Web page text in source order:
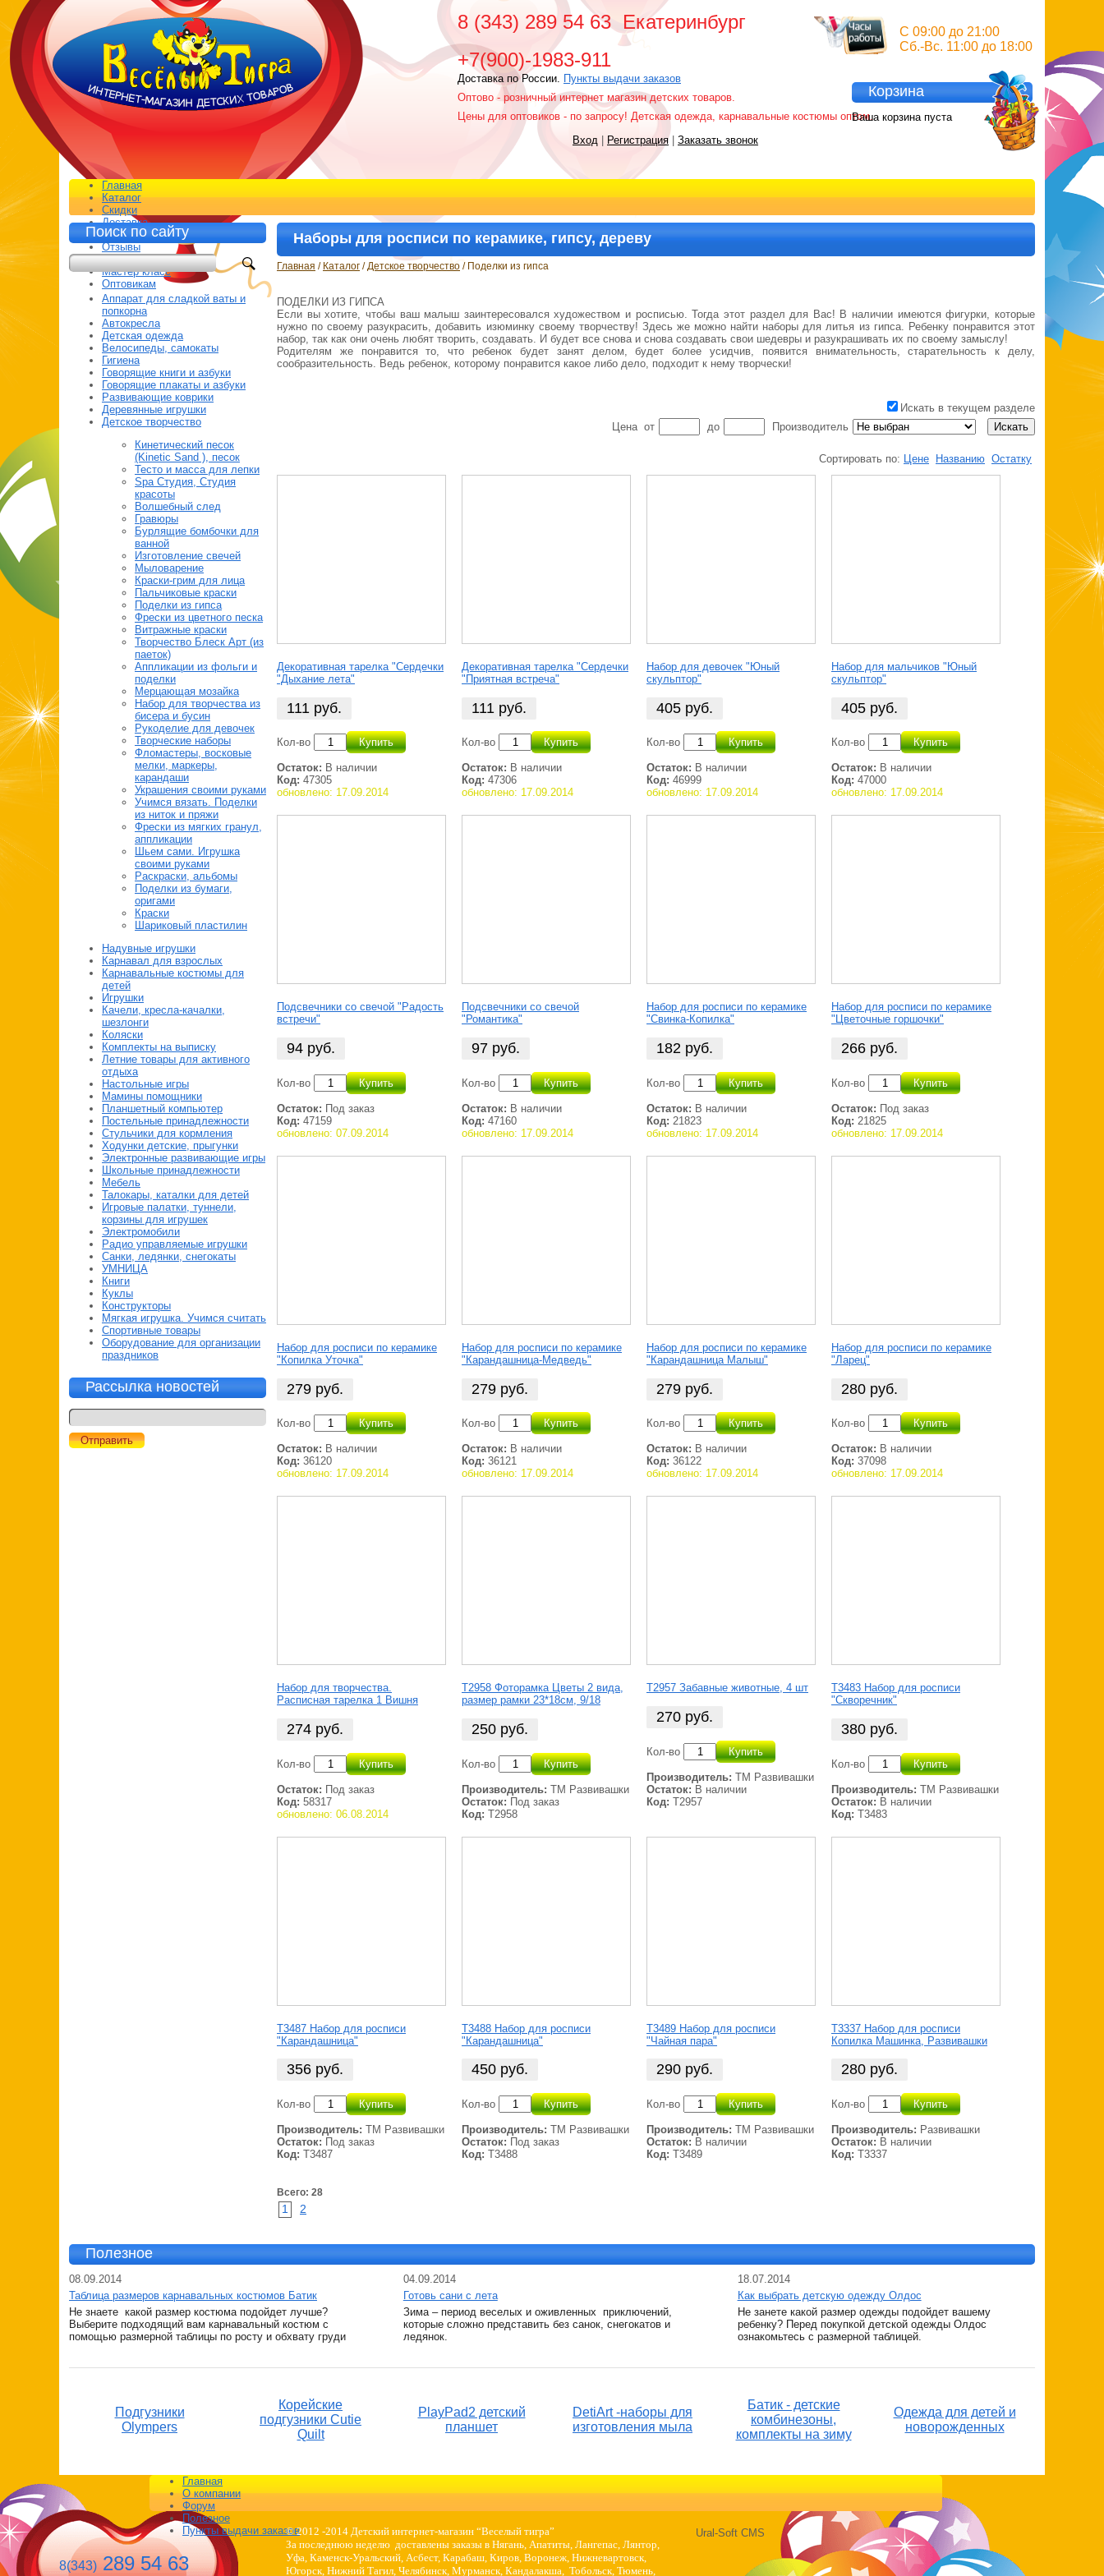
8 (343) 289 54 63 Екатеринбург
+7(900)-1983-911
Доставка по России. Пункты выдачи заказов
Оптово - розничный интернет магазин детских товаров.
Цены для оптовиков - по запросу! Детская одежда, карнавальные костюмы оптом.
Вход
Регистрация| Заказать звонок
C 09:00 до 21:00
Сб.-Вс. 11:00 до 18:00
Корзина
Ваша корзина пуста
Главная
Каталог
Скидки
Доставка
Контакты
Отзывы
Распродажа*
Мастер класс
Оптовикам
Наборы для росписи по керамике, гипсу, дереву
Главная / Каталог /Детское творчество / Поделки из гипса
ПОДЕЛКИ ИЗ ГИПСА
Если вы хотите, чтобы ваш малыш заинтересовался художеством и росписью. Тогда этот раздел для Вас! В наличии имеются фигурки, которые
нужно по своему разукрасить, добавить изюминку своему творчеству! Здесь же можно найти наборы для литья из гипса. Ребенку понравится этот
набор, так как они очень любят творить, создавать. И будет все снова и снова создавать свои шедевры и разукрашивать их по своему замыслу!
Родителям же понравится то, что ребенок будет занят делом, будет более усидчив, появится внимательность, старательность к делу,
сообразительность. Ведь ребенок, которому понравится какое либо дело, подходит к нему творчески!
Искать в текущем разделе
Цена от до Производитель
Сортировать по: Цене Названию Остатку
Декоративная тарелка "Сердечки
"Дыхание лета"
111 руб.
Кол-во Купить
Остаток: В наличии
Код: 47305
обновлено: 17.09.2014
Декоративная тарелка "Сердечки
"Приятная встреча"
111 руб.
Кол-во Купить
Остаток: В наличии
Код: 47306
обновлено: 17.09.2014
Набор для девочек "Юный
скульптор"
405 руб.
Кол-во Купить
Остаток: В наличии
Код: 46999
обновлено: 17.09.2014
Набор для мальчиков "Юный
скульптор"
405 руб.
Кол-во Купить
Остаток: В наличии
Код: 47000
обновлено: 17.09.2014
Подсвечники со свечой "Радость
встречи"
94 руб.
Кол-во Купить
Остаток: Под заказ
Код: 47159
обновлено: 07.09.2014
Подсвечники со свечой
"Романтика"
97 руб.
Кол-во Купить
Остаток: В наличии
Код: 47160
обновлено: 17.09.2014
Набор для росписи по керамике
"Свинка-Копилка"
182 руб.
Кол-во Купить
Остаток: В наличии
Код: 21823
обновлено: 17.09.2014
Набор для росписи по керамике
"Цветочные горшочки"
266 руб.
Кол-во Купить
Остаток: Под заказ
Код: 21825
обновлено: 17.09.2014
Набор для росписи по керамике
"Копилка Уточка"
279 руб.
Кол-во Купить
Остаток: В наличии
Код: 36120
обновлено: 17.09.2014
Набор для росписи по керамике
"Карандашница-Медведь"
279 руб.
Кол-во Купить
Остаток: В наличии
Код: 36121
обновлено: 17.09.2014
Набор для росписи по керамике
"Карандашница Малыш"
279 руб.
Кол-во Купить
Остаток: В наличии
Код: 36122
обновлено: 17.09.2014
Набор для росписи по керамике
"Ларец"
280 руб.
Кол-во Купить
Остаток: В наличии
Код: 37098
обновлено: 17.09.2014
Набор для творчества.
Расписная тарелка 1 Вишня
274 руб.
Кол-во Купить
Остаток: Под заказ
Код: 58317
обновлено: 06.08.2014
Т2958 Фоторамка Цветы 2 вида,
размер рамки 23*18см, 9/18
250 руб.
Кол-во Купить
Производитель: ТМ Развивашки
Остаток: Под заказ
Код: Т2958
Т2957 Забавные животные, 4 шт
270 руб.
Кол-во Купить
Производитель: ТМ Развивашки
Остаток: В наличии
Код: Т2957
Т3483 Набор для росписи
"Скворечник"
380 руб.
Кол-во Купить
Производитель: ТМ Развивашки
Остаток: В наличии
Код: Т3483
Т3487 Набор для росписи
"Карандашница"
356 руб.
Кол-во Купить
Производитель: ТМ Развивашки
Остаток: Под заказ
Код: Т3487
Т3488 Набор для росписи
"Карандашница"
450 руб.
Кол-во Купить
Производитель: ТМ Развивашки
Остаток: Под заказ
Код: Т3488
Т3489 Набор для росписи
"Чайная пара"
290 руб.
Кол-во Купить
Производитель: ТМ Развивашки
Остаток: В наличии
Код: Т3489
T3337 Набор для росписи
Копилка Машинка, Развивашки
280 руб.
Кол-во Купить
Производитель: Развивашки
Остаток: В наличии
Код: T3337
Всего: 28
1 2
Поиск по сайту
Аппарат для сладкой ваты и
попкорна
Автокресла
Детская одежда
Велосипеды, самокаты
Гигиена
Говорящие книги и азбуки
Говорящие плакаты и азбуки
Развивающие коврики
Деревянные игрушки
Детское творчество
Кинетический песок
(Kinetic Sand ), песок
Тесто и масса для лепки
Spa Студия, Студия
красоты
Волшебный след
Гравюры
Бурлящие бомбочки для
ванной
Изготовление свечей
Мыловарение
Краски-грим для лица
Пальчиковые краски
Поделки из гипса
Фрески из цветного песка
Витражные краски
Творчество Блеск Арт (из
паеток)
Аппликации из фольги и
поделки
Мерцающая мозайка
Набор для творчества из
бисера и бусин
Рукоделие для девочек
Творческие наборы
Фломастеры, восковые
мелки, маркеры,
карандаши
Украшения своими руками
Учимся вязать. Поделки
из ниток и пряжи
Фрески из мягких гранул,
аппликации
Шьем сами. Игрушка
своими руками
Раскраски, альбомы
Поделки из бумаги,
оригами
Краски
Шариковый пластилин
Надувные игрушки
Карнавал для взрослых
Карнавальные костюмы для
детей
Игрушки
Качели, кресла-качалки,
шезлонги
Коляски
Комплекты на выписку
Летние товары для активного
отдыха
Настольные игры
Мамины помощники
Планшетный компьютер
Постельные принадлежности
Стульчики для кормления
Ходунки детские, прыгунки
Электронные развивающие игры
Школьные принадлежности
Мебель
Талокары, каталки для детей
Игровые палатки, туннели,
корзины для игрушек
Электромобили
Радио управляемые игрушки
Санки, ледянки, снегокаты
УМНИЦА
Книги
Куклы
Конструкторы
Мягкая игрушка. Учимся считать
Спортивные товары
Оборудование для организации
праздников
Рассылка новостей
Полезное
08.09.2014
Таблица размеров карнавальных костюмов Батик
Не знаете какой размер костюма подойдет лучше?
Выберите подходящий вам карнавальный костюм с
помощью размерной таблицы по росту и обхвату груди
04.09.2014
Готовь сани с лета
Зима – период веселых и оживленных приключений,
которые сложно представить без санок, снегокатов и
ледянок.
18.07.2014
Как выбрать детскую одежду Олдос
Не занете какой размер одежды подойдет вашему
ребенку? Перед покупкой детской одежды Олдос
ознакомьтесь с размерной таблицей.
Подгузники
Olympers
Корейские
подгузники Cutie
Quilt
PlayPad2 детский
планшет
DetiArt -наборы для
изготовления мыла
Батик - детские
комбинезоны,
комплекты на зиму
Одежда для детей и
новорожденных
Главная
О компании
Форум
Полезное
Пункты выдачи заказов
8(343)289 54 63
© 2012 -2014 Детский интернет-магазин “Веселый тигра”
За последнюю неделю доставлены заказы в Нягань, Апатиты, Лангепас, Лянтор,
Уфа, Каменск-Уральский, Асбест, Карабаш, Киров, Воронеж, Нижневартовск,
Югорск, Нижний Тагил, Челябинск, Мурманск, Кандалакша, Тобольск, Тюмень,
Ural-Soft CMS